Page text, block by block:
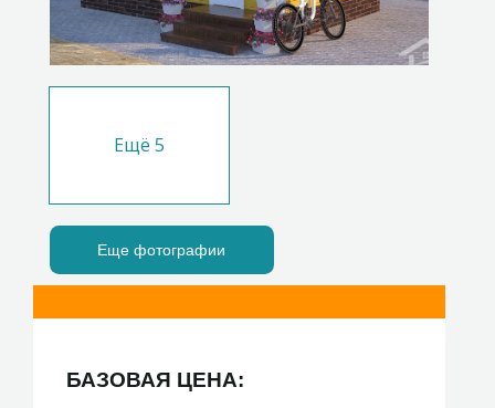
Ещё 5
Еще фотографии
БАЗОВАЯ ЦЕНА: